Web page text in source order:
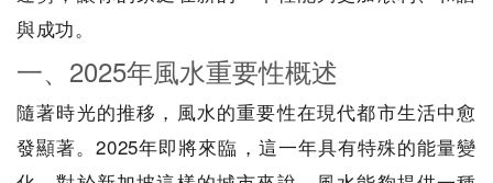
與成功。
一、2025年風水重要性概述
隨著時光的推移，風水的重要性在現代都市生活中愈
發顯著。2025年即將來臨，這一年具有特殊的能量變